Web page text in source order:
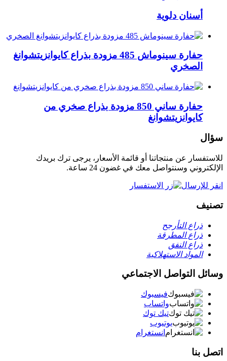
أسنان دلوية
حفارة سينوماش 485 مزودة بذراع كايوانزيتشوانغ
الصخري
حفارة ساني 850 مزودة بذراع صخري من
كايوانزيتشوانغ
سؤال
للاستفسار عن منتجاتنا أو قائمة الأسعار، يرجى ترك بريدك
الإلكتروني وسنتواصل معك في غضون 24 ساعة.
انقر للإرسال
تصنيف
ذراع التأرجح
ذراع المطرقة
ذراع النفق
المواد الاستهلاكية
وسائل التواصل الاجتماعي
فيسبوك
واتساب
تيك توك
يوتيوب
انستغرام
اتصل بنا